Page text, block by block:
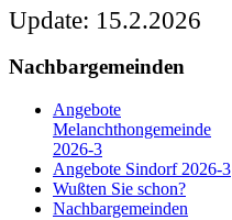
Update: 15.2.2026
Nachbargemeinden
Angebote
Melanchthongemeinde
2026-3
Angebote Sindorf 2026-3
Wußten Sie schon?
Nachbargemeinden